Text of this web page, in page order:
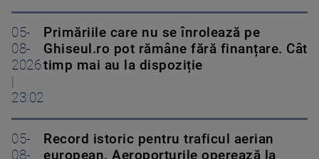
05-
08-
2026
23:02
Primăriile care nu se înrolează pe
Ghiseul.ro pot rămâne fără finanțare. Cât
timp mai au la dispoziție
05-
08-
Record istoric pentru traficul aerian
european. Aeroporturile operează la